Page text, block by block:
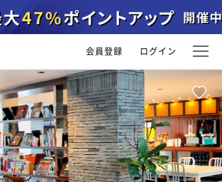
会員登録 ログイン